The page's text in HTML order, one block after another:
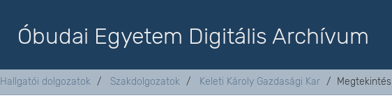
Óbudai Egyetem Digitális Archívum
Hallgatói dolgozatok Szakdolgozatok Keleti Károly Gazdasági Kar Megtekintés